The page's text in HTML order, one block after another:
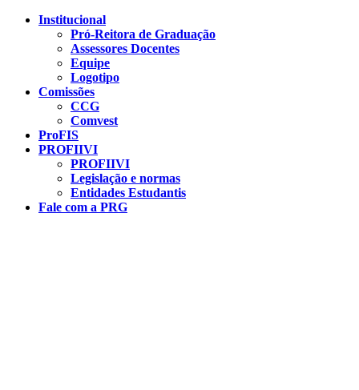
Conteúdo principal
Institucional
Pró-Reitora de Graduação
Assessores Docentes
Equipe
Logotipo
Comissões
CCG
Comvest
ProFIS
PROFIIVI
PROFIIVI
Legislação e normas
Entidades Estudantis
Fale com a PRG